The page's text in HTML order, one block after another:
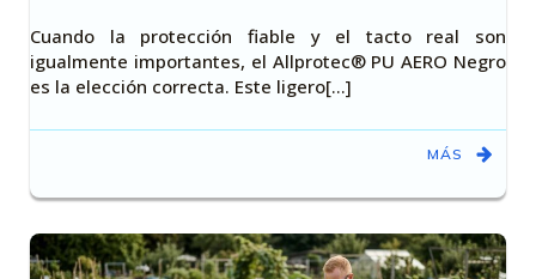
Cuando la protección fiable y el tacto real son
igualmente importantes, el Allprotec® PU AERO Negro
es la elección correcta. Este ligero[…]
MÁS